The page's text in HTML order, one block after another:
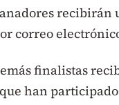
correo
finalistas
han